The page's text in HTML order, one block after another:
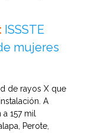
ISSSTE
mujeres
de rayos X que
A
157 mil
Perote,